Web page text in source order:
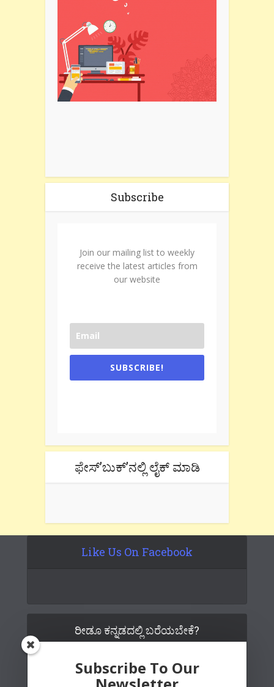
Subscribe
Join our mailing list to weekly
receive the latest articles from
our website
SUBSCRIBE!
ಫೇಸ್’ಬುಕ್’ನಲ್ಲಿ ಲೈಕ್ ಮಾಡಿ
Like Us On Facebook
ರೀಡೂ ಕನ್ನಡದಲ್ಲಿ ಬರೆಯಬೇಕೆ?
Subscribe To Our